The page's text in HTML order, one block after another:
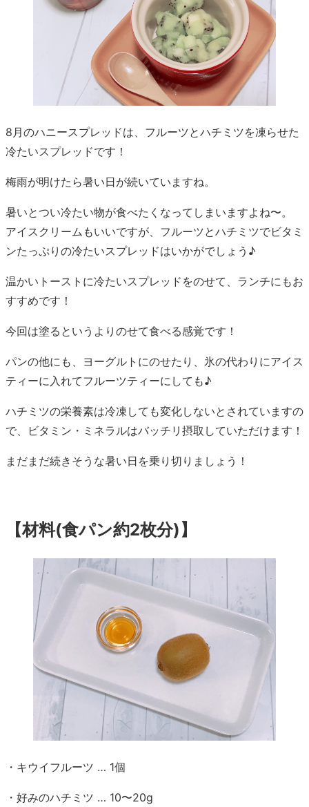
8月のハニースプレッドは、フルーツとハチミツを凍らせた
冷たいスプレッドです！
梅雨が明けたら暑い日が続いていますね。
暑いとつい冷たい物が食べたくなってしまいますよね〜。
アイスクリームもいいですが、フルーツとハチミツでビタミ
ンたっぷりの冷たいスプレッドはいかがでしょう♪
温かいトーストに冷たいスプレッドをのせて、ランチにもお
すすめです！
今回は塗るというよりのせて食べる感覚です！
パンの他にも、ヨーグルトにのせたり、氷の代わりにアイス
ティーに入れてフルーツティーにしても♪
ハチミツの栄養素は冷凍しても変化しないとされていますの
で、ビタミン・ミネラルはバッチリ摂取していただけます！
まだまだ続きそうな暑い日を乗り切りましょう！
【材料(食パン約2枚分)】
・キウイフルーツ … 1個
・好みのハチミツ … 10〜20g